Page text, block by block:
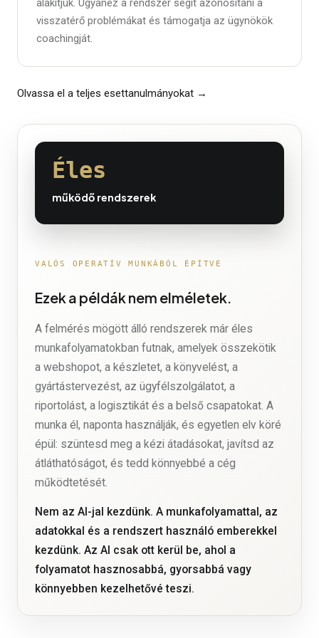
alakítjuk. Ugyanez a rendszer segít azonosítani a
visszatérő problémákat és támogatja az ügynökök
coachingját.
Olvassa el a teljes esettanulmányokat →
Éles
működő rendszerek
VALÓS OPERATÍV MUNKÁBÓL ÉPÍTVE
Ezek a példák nem elméletek.
A felmérés mögött álló rendszerek már éles
munkafolyamatokban futnak, amelyek összekötik
a webshopot, a készletet, a könyvelést, a
gyártástervezést, az ügyfélszolgálatot, a
riportolást, a logisztikát és a belső csapatokat. A
munka él, naponta használják, és egyetlen elv köré
épül: szüntesd meg a kézi átadásokat, javítsd az
átláthatóságot, és tedd könnyebbé a cég
működtetését.
Nem az AI-jal kezdünk. A munkafolyamattal, az
adatokkal és a rendszert használó emberekkel
kezdünk. Az AI csak ott kerül be, ahol a
folyamatot hasznosabbá, gyorsabbá vagy
könnyebben kezelhetővé teszi.